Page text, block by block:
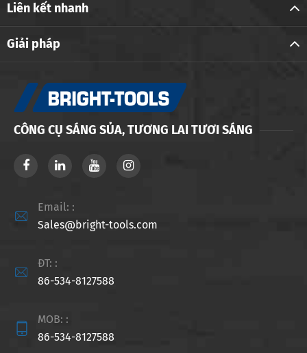
Liên kết nhanh
Giải pháp
CÔNG CỤ SÁNG SỦA, TƯƠNG LAI TƯƠI SÁNG

Email: :
Sales@bright-tools.com

ĐT: :
86-534-8127588

MOB: :
86-534-8127588